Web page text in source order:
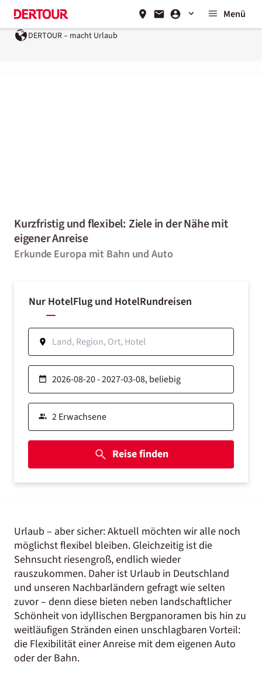
Menü
DERTOUR – macht Urlaub
Kurzfristig und flexibel: Ziele in der Nähe mit
eigener Anreise
Erkunde Europa mit Bahn und Auto
Nur HotelFlug und HotelRundreisen
Reise finden
Urlaub – aber sicher: Aktuell möchten wir alle noch
möglichst flexibel bleiben. Gleichzeitig ist die
Sehnsucht riesengroß, endlich wieder
rauszukommen. Daher ist Urlaub in Deutschland
und unseren Nachbarländern gefragt wie selten
zuvor – denn diese bieten neben landschaftlicher
Schönheit von idyllischen Bergpanoramen bis hin zu
weitläufigen Stränden einen unschlagbaren Vorteil:
die Flexibilität einer Anreise mit dem eigenen Auto
oder der Bahn.